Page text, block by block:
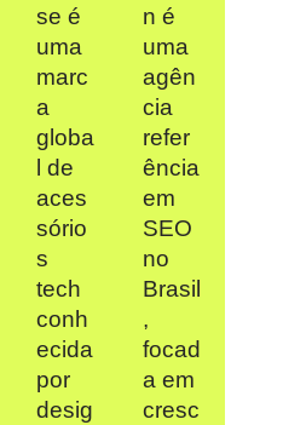
se é
uma
marc
a
globa
l de
aces
sório
s
tech
conh
ecida
por
desig
n é
uma
agên
cia
refer
ência
em
SEO
no
Brasil
,
focad
a em
cresc